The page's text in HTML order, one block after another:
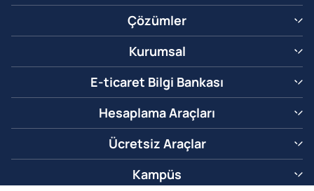
Çözümler
Kurumsal
E-ticaret Bilgi Bankası
Hesaplama Araçları
Ücretsiz Araçlar
Kampüs